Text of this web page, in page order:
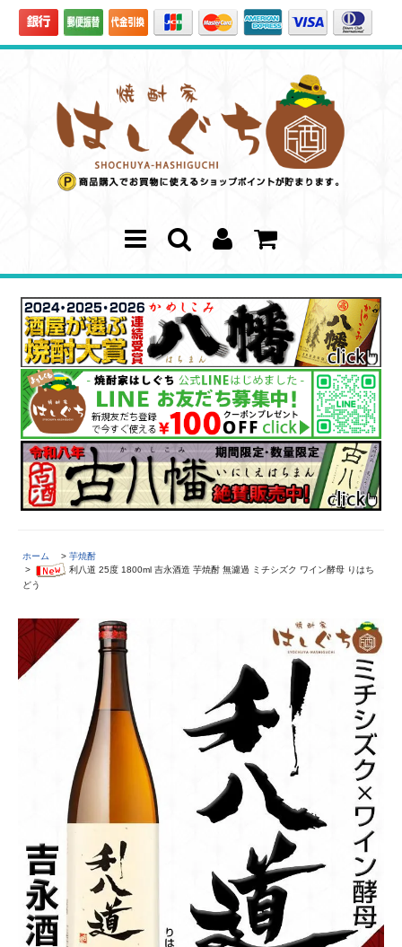
ホーム > 芋焼酎
>
利八道 25度 1800ml 吉永酒造 芋焼酎 無濾過 ミチシズク ワイン酵母 りはち
どう